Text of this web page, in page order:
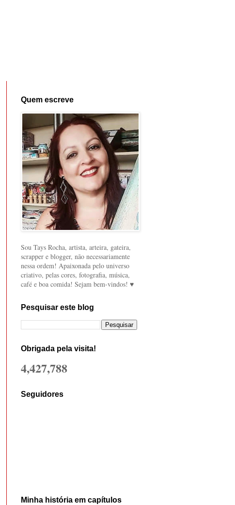
Quem escreve
Sou Tays Rocha, artista, arteira, gateira,
scrapper e blogger, não necessariamente
nessa ordem! Apaixonada pelo universo
criativo, pelas cores, fotografia, música,
café e boa comida! Sejam bem-vindos! ♥
Pesquisar este blog
Obrigada pela visita!
4,427,788
Seguidores
Minha história em capítulos